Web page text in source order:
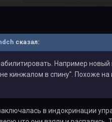
сказал:
Например новый
кинжалом в спину". Похоже
в индокринации